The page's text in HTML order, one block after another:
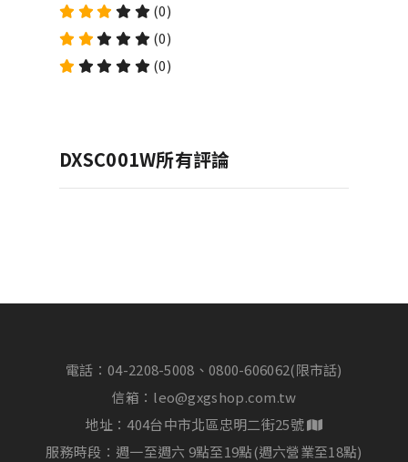
(0)
(0)
(0)
DXSC001W所有評論
電話：04-2208-5008、0800-606062(限市話)
信箱： leo@gxgshop.com.tw
地址：404台中市北區忠明二街25號
服務時段：週一至週六 9點至19點(週六營業至18點)